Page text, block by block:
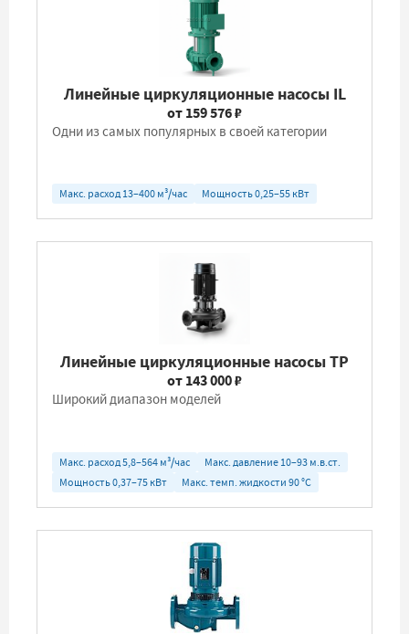
Линейные циркуляционные насосы IL
от 159 576 ₽
Одни из самых популярных в своей категории
Макс. расход 13–400 м³/час Мощность 0,25–55 кВт
Линейные циркуляционные насосы TP
от 143 000 ₽
Широкий диапазон моделей
Макс. расход 5,8–564 м³/час
Макс. давление 10–93 м.в.ст.
Мощность 0,37–75 кВт
Макс. темп. жидкости 90 °C